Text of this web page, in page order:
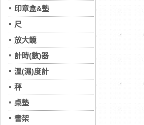
印章盒&墊
尺
放大鏡
計時(數)器
溫(濕)度計
秤
桌墊
書架